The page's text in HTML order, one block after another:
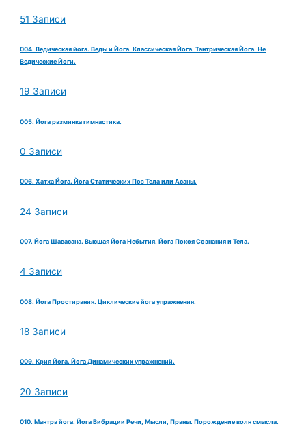
51 Записи
004. Ведическая йога. Веды и Йога. Классическая Йога. Тантрическая Йога. Не
Ведические Йоги.
19 Записи
005. Йога разминка гимнастика.
0 Записи
006. Хатха Йога. Йога Статических Поз Тела или Асаны.
24 Записи
007. Йога Шавасана. Высшая Йога Небытия. Йога Покоя Сознания и Тела.
4 Записи
008. Йога Простирания. Циклические йога упражнения.
18 Записи
009. Крия Йога. Йога Динамических упражнений.
20 Записи
010. Мантра йога. Йога Вибрации Речи, Мысли, Праны. Порождение волн смысла.